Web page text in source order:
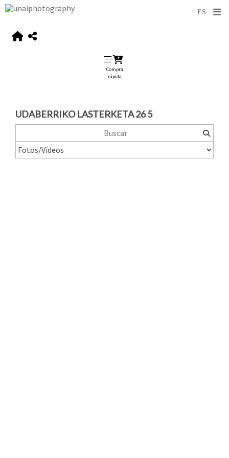
Compra
rápida
UDABERRIKO LASTERKETA 26 5